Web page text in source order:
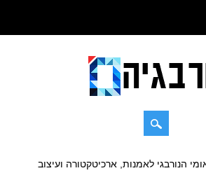
הנורבגי לאמנות, ארכיטקטורה ועיצוב